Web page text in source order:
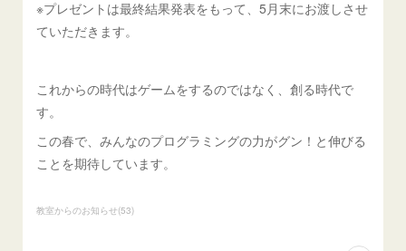
※プレゼントは最終結果発表をもって、5月末にお渡しさせ
ていただきます。
これからの時代はゲームをするのではなく、創る時代で
す。
この春で、みんなのプログラミングの力がグン！と伸びる
ことを期待しています。
教室からのお知らせ(53)